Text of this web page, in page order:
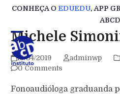
Skip
content
CONHEÇA O EDUEDU, APP
ABCD
Michele
18/04/2019 adminwp
0 Comments
Fonoaudióloga graduanda